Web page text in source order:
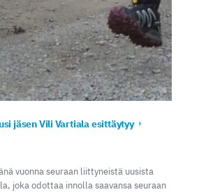
jäsen Vili Vartiala esittäytyy
vuonna seuraan liittyneistä uusista
joka odottaa innolla saavansa seuraan